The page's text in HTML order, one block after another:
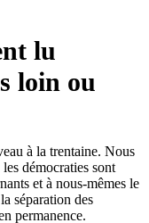
lu
loin ou
à la trentaine. Nous
démocraties sont
et à nous-mêmes le
séparation des
permanence.